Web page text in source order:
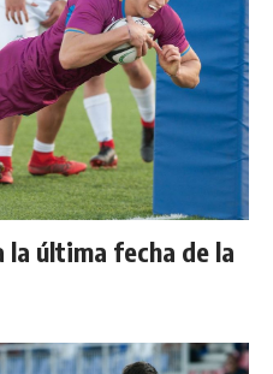
la última fecha de la